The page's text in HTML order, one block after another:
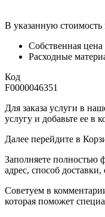
В указанную
Собственная цена
Расходные
Код
F0000046351
Для заказа услуги в
услугу и добавьте ее в
Далее перейдите в
​​​​​​​Заполняете полностью
адрес, способ
​​​​​​​Советуем в
которая поможет